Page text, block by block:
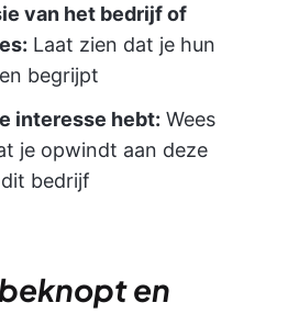
van het bedrijf of
Laat zien dat je hun
begrijpt
interesse hebt: Wees
je opwindt aan deze
bedrijf
en